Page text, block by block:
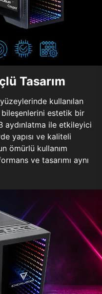
Tasarım
kullanılan
estetik bir
aydınlatma ile etkileyici
yapısı ve kaliteli
ömürlü kullanım
ve tasarımı aynı